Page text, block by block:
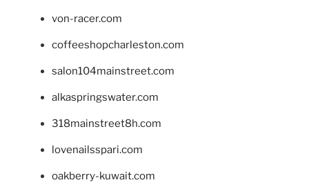
von-racer.com
coffeeshopcharleston.com
salon104mainstreet.com
alkaspringswater.com
318mainstreet8h.com
lovenailsspari.com
oakberry-kuwait.com